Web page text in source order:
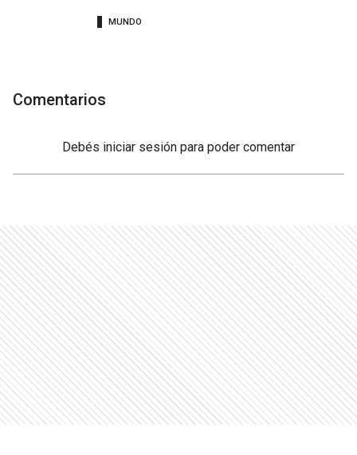
MUNDO
Comentarios
Debés iniciar sesión para poder comentar